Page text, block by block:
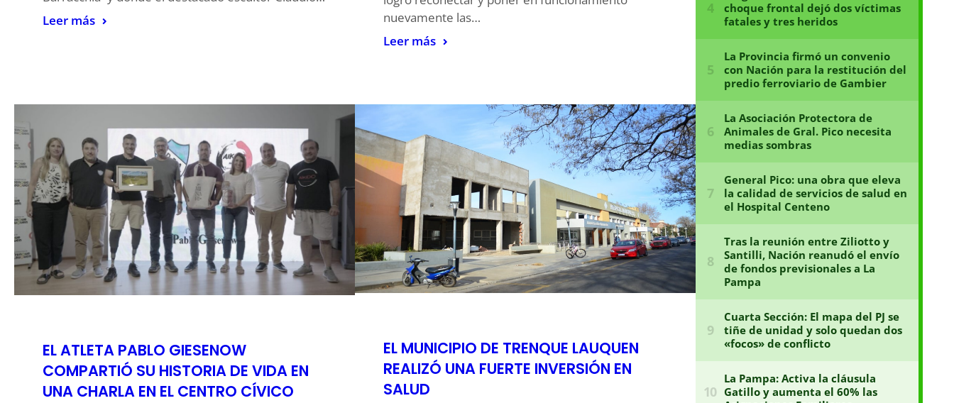
Leer más
nuevamente las…
Leer más
EL ATLETA PABLO GIESENOW
COMPARTIÓ SU HISTORIA DE VIDA EN
UNA CHARLA EN EL CENTRO CÍVICO
EL MUNICIPIO DE TRENQUE LAUQUEN
REALIZÓ UNA FUERTE INVERSIÓN EN
SALUD